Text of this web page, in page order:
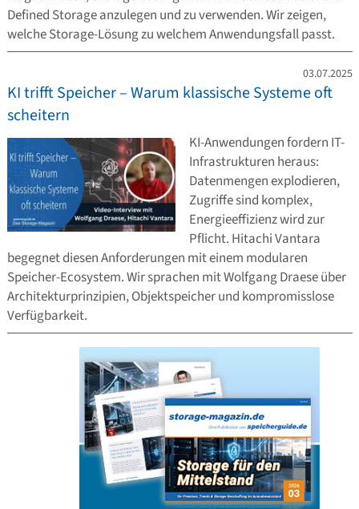
Defined Storage anzulegen und zu verwenden. Wir zeigen,
welche Storage-Lösung zu welchem Anwendungsfall passt.
03.07.2025
KI trifft Speicher – Warum klassische Systeme oft
scheitern
KI-Anwendungen fordern IT-
Infrastrukturen heraus:
Datenmengen explodieren,
Zugriffe sind komplex,
Energieeffizienz wird zur
Pflicht. Hitachi Vantara
begegnet diesen Anforderungen mit einem modularen
Speicher-Ecosystem. Wir sprachen mit Wolfgang Draese über
Architekturprinzipien, Objektspeicher und kompromisslose
Verfügbarkeit.